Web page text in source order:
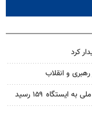
کرد
و انقلاب
۱۵۹ رسید